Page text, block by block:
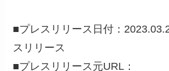
■プレスリリース日付：
スリリース
■プレスリリース元URL：